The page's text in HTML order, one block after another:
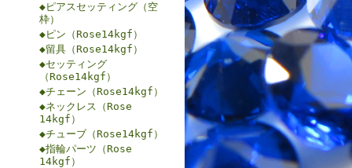
◆ピアスセッティング（空
枠）
◆ピン（Rose14kgf）
◆留具（Rose14kgf）
◆セッティング
（Rose14kgf）
◆チェーン（Rose14kgf）
◆ネックレス（Rose
14kgf）
◆チューブ（Rose14kgf）
◆指輪パーツ（Rose
14kgf）